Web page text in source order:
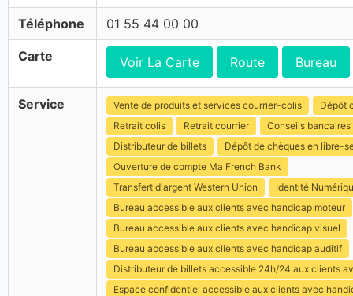
Téléphone 01 55 44 00 00
Carte Voir La Carte Route Bureau
Service Vente de produits et services courrier-colis
Dépôt
Retrait colis
Retrait courrier
Conseils bancaires
Distributeur de billets
Dépôt de chèques en libre-
Ouverture de compte Ma French Bank
Transfert d'argent Western Union
Identité
Bureau accessible aux clients avec handicap moteur
Bureau accessible aux clients avec handicap visuel
Bureau accessible aux clients avec handicap auditif
Distributeur de billets accessible 24h/24 aux clients
Espace confidentiel accessible aux clients avec